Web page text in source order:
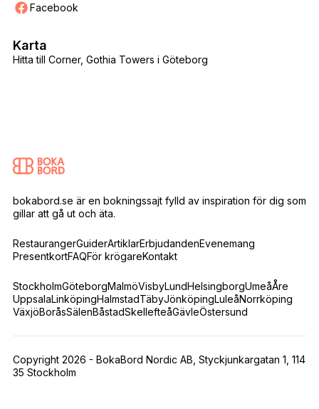
Facebook
Hitta till Corner, Gothia Towers i Göteborg
Karta
bokabord.se är en bokningssajt fylld av inspiration för dig som
gillar att gå ut och äta.
RestaurangerGuiderArtiklarErbjudandenEvenemang
PresentkortFAQFör krögareKontakt
StockholmGöteborgMalmöVisbyLundHelsingborgUmeåÅre
UppsalaLinköpingHalmstadTäbyJönköpingLuleåNorrköping
VäxjöBoråsSälenBåstadSkellefteåGävleÖstersund
Copyright 2026 - BokaBord Nordic AB, Styckjunkargatan 1, 114
35 Stockholm